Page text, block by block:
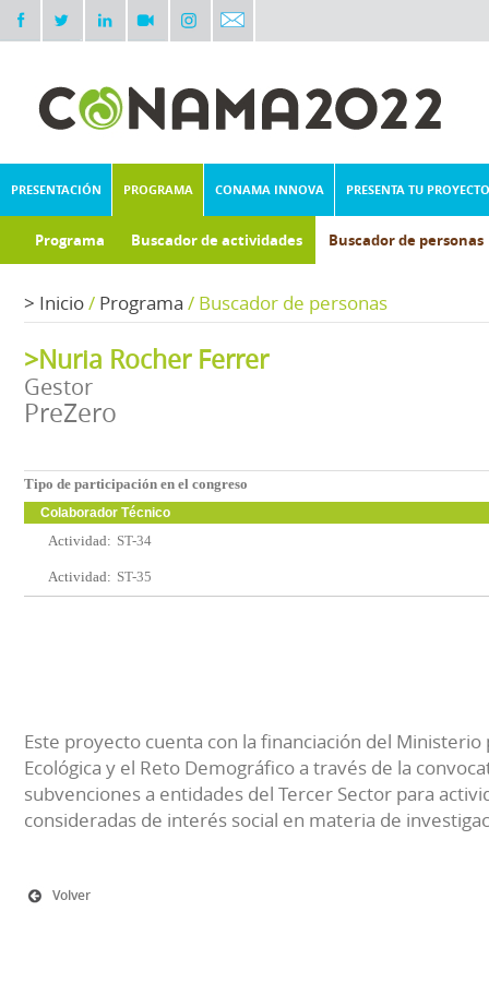
PRESENTACIÓN PROGRAMA CONAMA INNOVA PRESENTA TU PROYECTO
Programa Buscador de actividades Buscador de personas
> Inicio/ Programa / Buscador de personas
>Nuria Rocher Ferrer
Gestor
PreZero
Tipo de participación en el congreso
Colaborador Técnico
Actividad: ST-34
Actividad: ST-35
Este proyecto cuenta con la financiación del Ministerio
Ecológica y el Reto Demográfico a través de la
subvenciones a entidades del Tercer Sector para
consideradas de interés social en materia de
Volver